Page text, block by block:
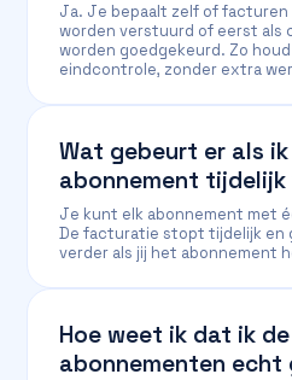
Ja. Je bepaalt zelf of
worden verstuurd of eerst als
worden goedgekeurd. Zo
eindcontrole, zonder extra
Wat gebeurt er als ik
abonnement tijdelijk
Je kunt elk abonnement met
De facturatie stopt tijdelijk en
verder als jij het abonnement
Hoe weet ik dat ik
abonnementen